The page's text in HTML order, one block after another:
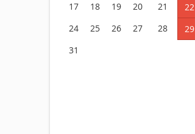
17
18 19 20 21 22
24
25 26 27 28 29
31